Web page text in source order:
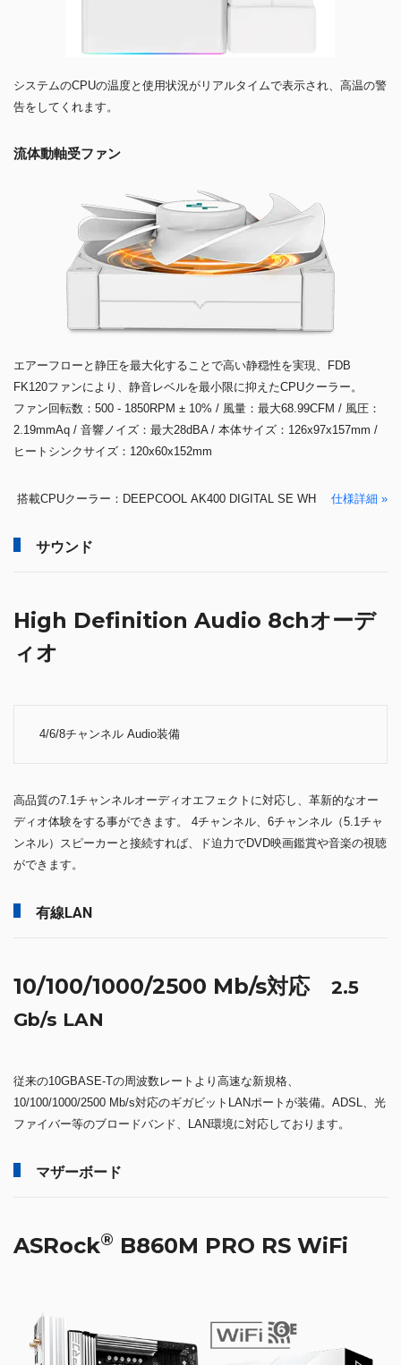
システムのCPUの温度と使用状況がリアルタイムで表示され、高温の警
告をしてくれます。
流体動軸受ファン
エアーフローと静圧を最大化することで高い静穏性を実現、FDB
FK120ファンにより、静音レベルを最小限に抑えたCPUクーラー。
ファン回転数：500 - 1850RPM ± 10% / 風量：最大68.99CFM / 風圧：
2.19mmAq / 音響ノイズ：最大28dBA / 本体サイズ：126x97x157mm /
ヒートシンクサイズ：120x60x152mm
搭載CPUクーラー：DEEPCOOL AK400 DIGITAL SE WH 仕様詳細 »
サウンド
High Definition Audio 8chオーデ
ィオ
4/6/8チャンネル Audio装備
高品質の7.1チャンネルオーディオエフェクトに対応し、革新的なオー
ディオ体験をする事ができます。 4チャンネル、6チャンネル（5.1チャ
ンネル）スピーカーと接続すれば、ド迫力でDVD映画鑑賞や音楽の視聴
ができます。
有線LAN
10/100/1000/2500 Mb/s対応 2.5
Gb/s LAN
従来の10GBASE-Tの周波数レートより高速な新規格、
10/100/1000/2500 Mb/s対応のギガビットLANポートが装備。ADSL、光
ファイバー等のブロードバンド、LAN環境に対応しております。
マザーボード
ASRock® B860M PRO RS WiFi